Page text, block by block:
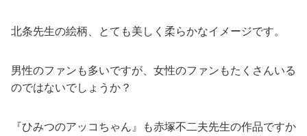
北条先生の絵柄、とても美しく柔らかなイメージです。
男性のファンも多いですが、女性のファンもたくさんいる
のではないでしょうか？
『ひみつのアッコちゃん』も赤塚不二夫先生の作品ですか